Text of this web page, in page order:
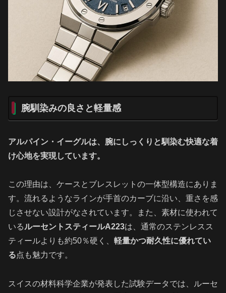
腕馴染みの良さと軽量感
アルパイン・イーグルは、腕にしっくりと馴染む快適な着
け心地を実現しています。
この理由は、ケースとブレスレットの一体型構造にありま
す。流れるようなラインが手首のカーブに沿い、重さを感
じさせない設計がなされています。また、素材に使われて
いるルーセントスティールA223は、通常のステンレスス
ティールよりも約50％硬く、 軽量かつ耐久性に優れてい
る点も魅力です。
スイスの材料科学企業が発表した試験データでは、ルーセ